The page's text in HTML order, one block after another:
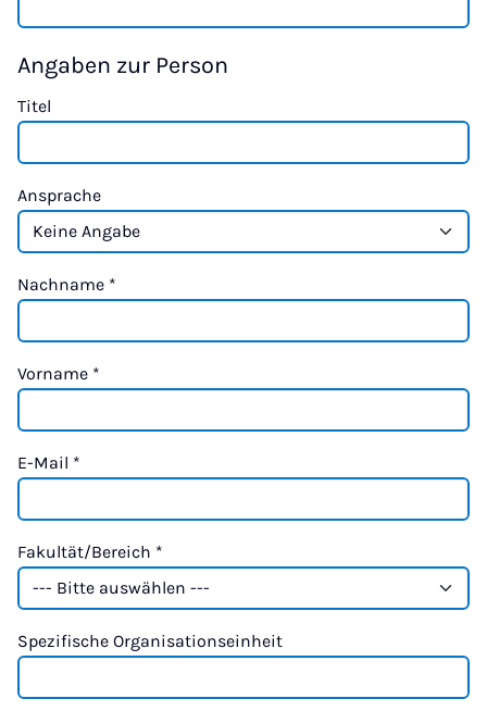
Angaben zur Person
Titel
Ansprache
Nachname *
Vorname *
E-Mail *
Fakultät/Bereich *
Spezifische Organisationseinheit